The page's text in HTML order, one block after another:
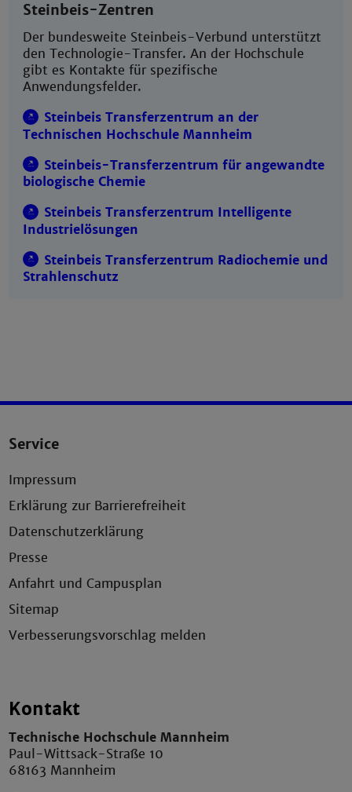
Steinbeis-Zentren
Der bundesweite Steinbeis-Verbund unterstützt
den Technologie-Transfer. An der Hochschule
gibt es Kontakte für spezifische
Anwendungsfelder.
Steinbeis Transferzentrum an der
Technischen Hochschule Mannheim
Steinbeis-Transferzentrum für angewandte
biologische Chemie
Steinbeis Transferzentrum Intelligente
Industrielösungen
Steinbeis Transferzentrum Radiochemie und
Strahlenschutz
Service
Impressum
Erklärung zur Barrierefreiheit
Datenschutzerklärung
Presse
Anfahrt und Campusplan
Sitemap
Verbesserungsvorschlag melden
Kontakt
Technische Hochschule Mannheim
Paul-Wittsack-Straße 10
68163 Mannheim